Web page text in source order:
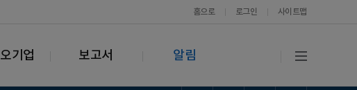
홈으로 로그인 사이트맵
기업 보고서 알림